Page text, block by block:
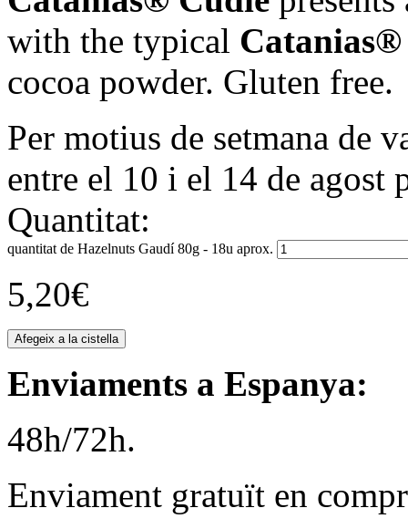
with the typical Catanias®
cocoa powder. Gluten free.
Per motius de setmana de
entre el 10 i el 14 de agost
Quantitat:
quantitat de Hazelnuts Gaudí 80g - 18u aprox.
5,20€
Afegeix a la cistella
Enviaments a Espanya:
48h/72h.
Enviament gratuït en